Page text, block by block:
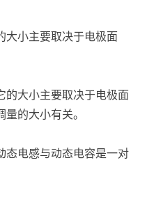
大小主要取决于电极面
的大小主要取决于电极面
的大小有关。
态电感与动态电容是一对